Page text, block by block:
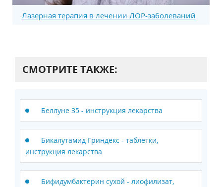
Лазерная терапия в лечении ЛОР-заболеваний
СМОТРИТЕ ТАКЖЕ:
Беллуне 35 - инструкция лекарства
Бикалутамид Гриндекс - таблетки,
инструкция лекарства
Бифидумбактерин сухой - лиофилизат,